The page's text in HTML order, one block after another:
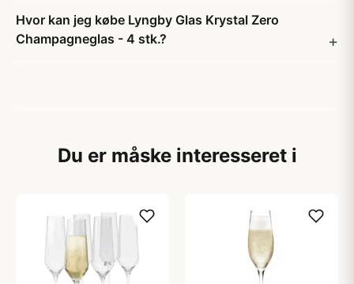
Hvor kan jeg købe Lyngby Glas Krystal Zero
Champagneglas - 4 stk.?
Du er måske interesseret i